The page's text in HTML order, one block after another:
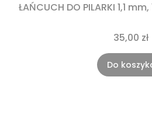
ŁAŃCUCH DO PILARKI 1,1
35,00 zł
Do